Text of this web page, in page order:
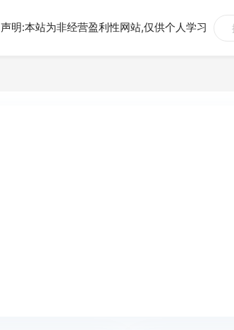
声明:本站为非经营盈利性网站,仅供个人学习